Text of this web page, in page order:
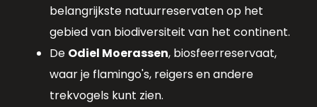
belangrijkste natuurreservaten op het
gebied van biodiversiteit van het continent.
De Odiel Moerassen, biosfeerreservaat,
waar je flamingo's, reigers en andere
trekvogels kunt zien.